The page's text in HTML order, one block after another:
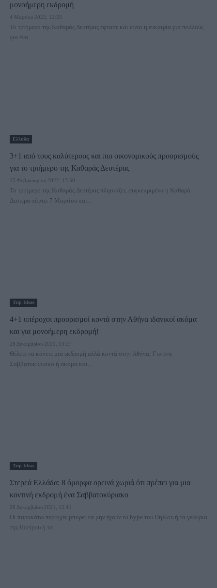
μονοήμερη εκδρομή
4 Μαρτίου 2022, 12:33
Το τριήμερο της Καθαράς Δευτέρας έφτασε και είναι η ευκαιρία για πολλούς
για ένα...
Ελλάδα
3+1 από τους καλύτερους και πιο οικονομικούς προορισμούς
για το τριήμερο της Καθαράς Δευτέρας
15 Φεβρουαρίου 2022, 13:50
Το τριήμερο της Καθαράς Δευτέρας πλησιάζει, συγκεκριμένα η Καθαρά
Δευτέρα πέφτει 7 Μαρτίου και...
Trip Ideas
4+1 υπέροχοι προορισμοί κοντά στην Αθήνα ιδανικοί ακόμα
και για μονοήμερη εκδρομή!
28 Δεκεμβρίου 2021, 13:27
Θέλετε να κάνετε μια εκδρομή αλλά κοντά στην Αθήνα; Για ένα
Σαββατοκύριακο ή ακόμα και...
Trip Ideas
Στερεά Ελλάδα: 8 όμορφα ορεινά χωριά ότι πρέπει για μια
κοντινή εκδρομή ένα Σαββατοκύριακο
28 Δεκεμβρίου 2021, 12:41
Οι παρακάτω περιοχές μπορεί να μην έχουν το hype του Πηλίου ή τα γεφύρια
της Ηπείρου ή τα...